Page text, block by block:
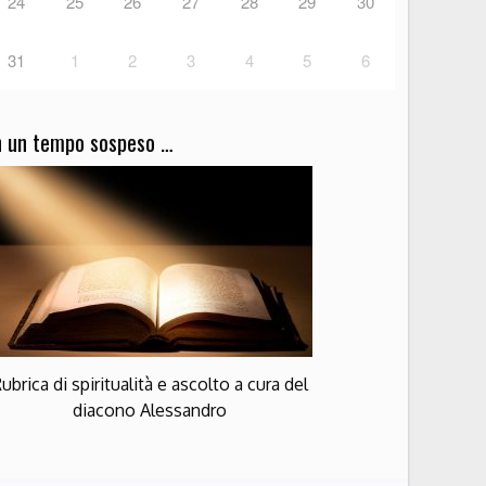
31 1 2 3 4 5 6
un tempo sospeso …
di spiritualità e ascolto a cura del
diacono Alessandro